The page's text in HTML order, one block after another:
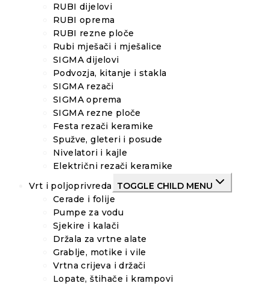
RUBI dijelovi
RUBI oprema
RUBI rezne ploče
Rubi mješači i mješalice
SIGMA dijelovi
Podvozja, kitanje i stakla
SIGMA rezači
SIGMA oprema
SIGMA rezne ploče
Festa rezači keramike
Spužve, gleteri i posude
Nivelatori i kajle
Električni rezači keramike
Vrt i poljoprivreda
TOGGLE CHILD MENU
Cerade i folije
Pumpe za vodu
Sjekire i kalači
Držala za vrtne alate
Grablje, motike i vile
Vrtna crijeva i držači
Lopate, štihače i krampovi